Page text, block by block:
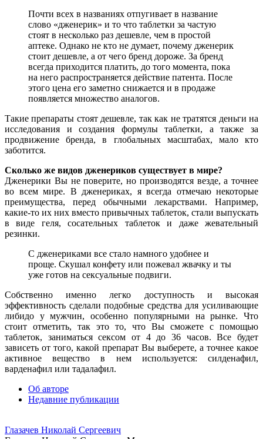
Почти всех в названиях отпугивает в название
слово «дженерик» и то что таблетки за частую
стоят в несколько раз дешевле, чем в простой
аптеке. Однако не кто не думает, почему дженерик
стоит дешевле, а от чего бренд дороже. За бренд
всегда приходится платить, до того момента, пока
на него распространяется действие патента. После
этого цена его заметно снижается и в продаже
появляется множество аналогов.
Такие препараты стоят дешевле, так как не тратятся деньги на
исследования и создания формулы таблетки, а также за
продвижение бренда, в глобальных масштабах, мало кто
заботится.
Сколько же видов дженериков существует в мире?
Дженерики Вы не поверите, но производятся везде, а точнее
во всем мире. В дженериках, я всегда отмечаю некоторые
преимущества, перед обычными лекарствами. Например,
какие-то их них вместо привычных таблеток, стали выпускать
в виде геля, сосательных таблеток и даже жевательный
резинки.
С дженериками все стало намного удобнее и
проще. Скушал конфету или пожевал жвачку и ты
уже готов на сексуальные подвиги.
Собственно именно легко доступность и высокая
эффективность сделали подобные средства для усиливающие
либидо у мужчин, особенно популярными на рынке. Что
стоит отметить, так это то, что Вы сможете с помощью
таблеток, заниматься сексом от 4 до 36 часов. Все будет
зависеть от того, какой препарат Вы выберете, а точнее какое
активное вещество в нем используется: силденафил,
варденафил или тадалафил.
Об авторе
Недавние публикации
Глазачев Николай Сергеевич